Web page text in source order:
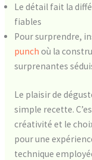
Le détail fait la
fiables
Pour surprendre,
punch où la
surprenantes
Le plaisir de
simple recette.
créativité et le
pour une
technique